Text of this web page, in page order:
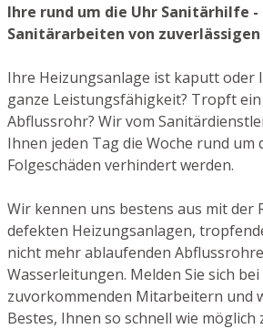
Ihre rund um die Uhr Sanitärhilfe -
Sanitärarbeiten von
Ihre Heizungsanlage ist kaputt oder
ganze Leistungsfähigkeit? Tropft
Abflussrohr? Wir vom
Ihnen jeden Tag die Woche rund um
Folgeschäden verhindert werden.
Wir kennen uns bestens aus mit der
defekten Heizungsanlagen,
nicht mehr ablaufenden
Wasserleitungen. Melden Sie sich
zuvorkommenden Mitarbeitern und
Bestes, Ihnen so schnell wie möglich